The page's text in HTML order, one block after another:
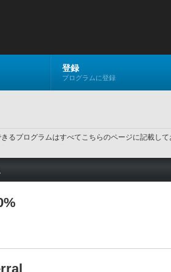
登録
プログラムに登録
るプログラムはすべてこちらのページに記載し